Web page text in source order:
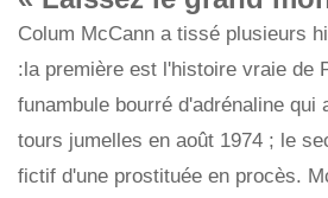
Colum McCann a tissé plusieurs
:la première est l'histoire vraie de
funambule bourré d'adrénaline qui
tours jumelles en août 1974 ; le
fictif d'une prostituée en procès.